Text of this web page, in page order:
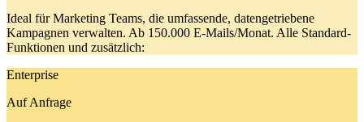
Ideal für Marketing Teams, die umfassende, datengetriebene
Kampagnen verwalten. Ab 150.000 E-Mails/Monat. Alle Standard-
Funktionen und zusätzlich:
Enterprise
Auf Anfrage